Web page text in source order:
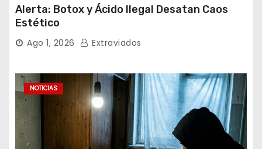
Alerta: Botox y Ácido Ilegal Desatan Caos
Estético
Ago 1, 2026 Extraviados
NOTICIAS